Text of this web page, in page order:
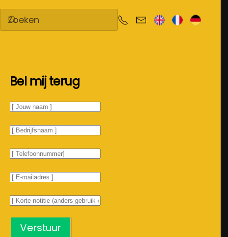
Bel mij terug
Verstuur